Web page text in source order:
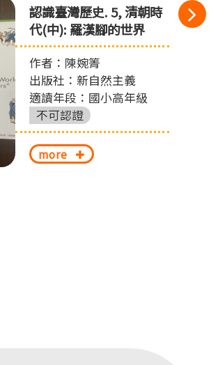
認識臺灣歷史. 5, 清朝時
代(中): 羅漢腳的世界
作者：陳婉箐
出版社：新自然主義
適讀年段：國小高年級
不可認證
more